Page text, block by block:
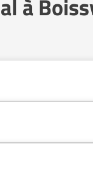
à
établissement
une grande